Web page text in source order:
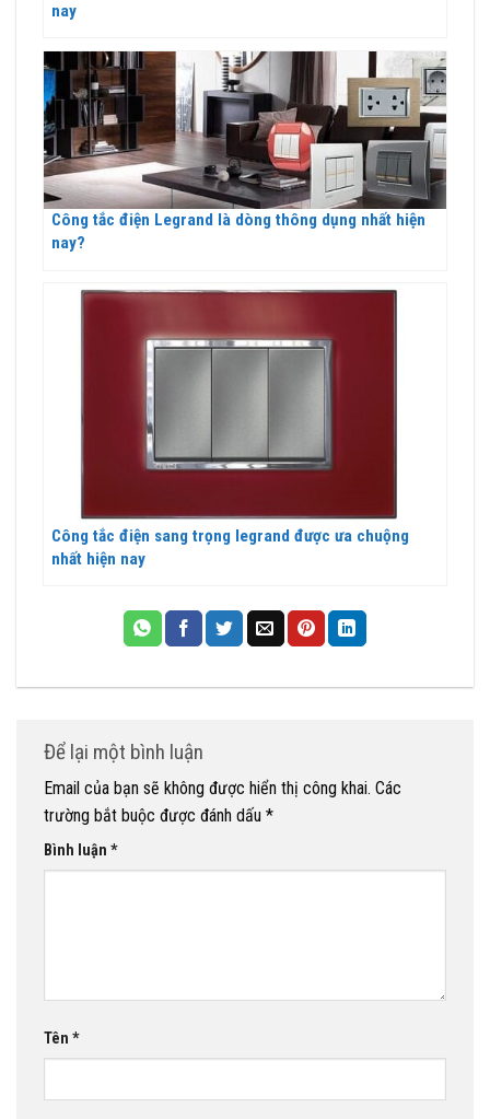
nay
Công tắc điện Legrand là dòng thông dụng nhất hiện
nay?
Công tắc điện sang trọng legrand được ưa chuộng
nhất hiện nay
Để lại một bình luận
Email của bạn sẽ không được hiển thị công khai. Các
trường bắt buộc được đánh dấu *
Bình luận *
Tên *